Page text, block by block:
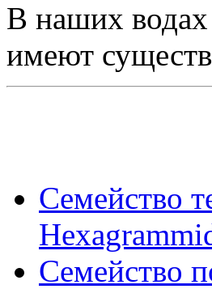
В наших водах
имеют
Семейство
Семейство